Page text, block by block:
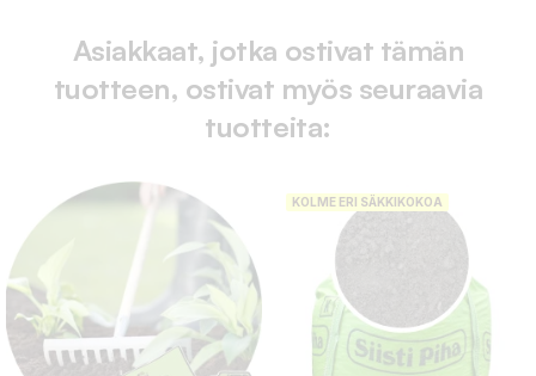
Asiakkaat, jotka ostivat tämän
tuotteen, ostivat myös seuraavia
tuotteita:
KOLME ERI SÄKKIKOKOA